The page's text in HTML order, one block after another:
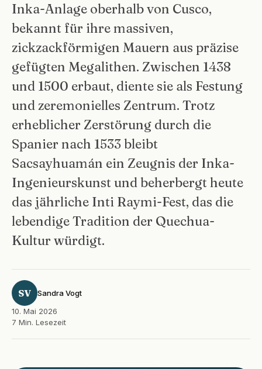
Inka-Anlage oberhalb von Cusco,
bekannt für ihre massiven,
zickzackförmigen Mauern aus präzise
gefügten Megalithen. Zwischen 1438
und 1500 erbaut, diente sie als Festung
und zeremonielles Zentrum. Trotz
erheblicher Zerstörung durch die
Spanier nach 1533 bleibt
Sacsayhuamán ein Zeugnis der Inka-
Ingenieurskunst und beherbergt heute
das jährliche Inti Raymi-Fest, das die
lebendige Tradition der Quechua-
Kultur würdigt.
SV
Sandra Vogt
10. Mai 2026
7 Min. Lesezeit